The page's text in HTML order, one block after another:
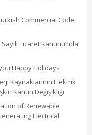
Commercial Code
Ticaret Kanunu’nda
Happy Holidays
Kaynaklarının Elektrik
Kanun Değişikliği
of Renewable
Electrical